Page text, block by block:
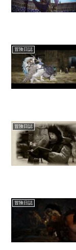
冒険日誌
冒険日誌
冒険日誌